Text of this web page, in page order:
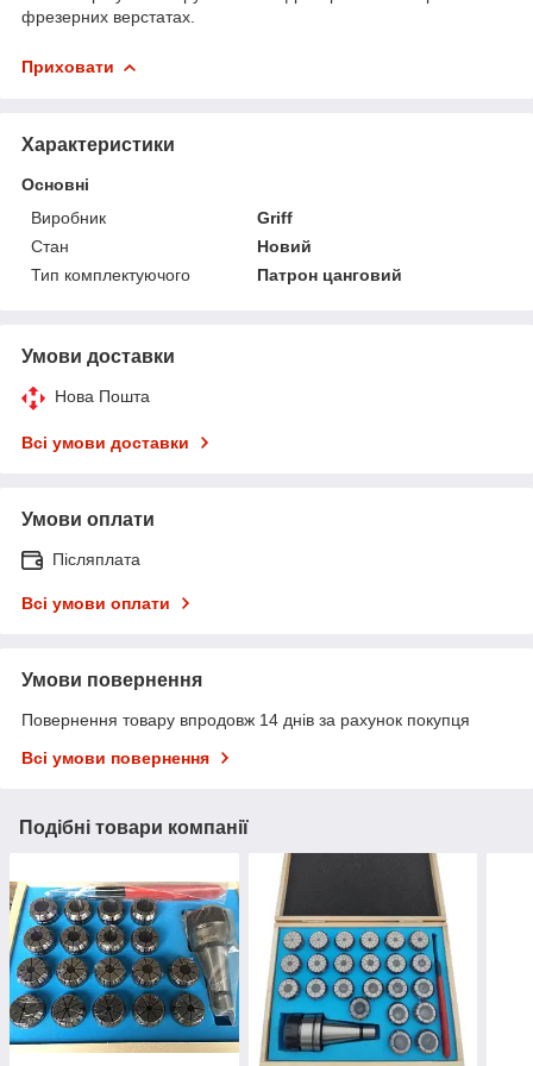
фрезерних верстатах.
Приховати
Характеристики
Основні
Виробник
Griff
Стан
Новий
Тип комплектуючого
Патрон цанговий
Умови доставки
Нова Пошта
Всі умови доставки
Умови оплати
Післяплата
Всі умови оплати
Умови повернення
Повернення товару впродовж 14 днів за рахунок покупця
Всі умови повернення
Подібні товари компанії